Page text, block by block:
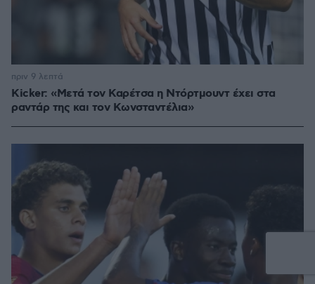
Kicker: «Μετά τον Καρέτσα η Ντόρτμουντ έχει στα
ραντάρ της και τον Κωνσταντέλια»
πριν 9 λεπτά